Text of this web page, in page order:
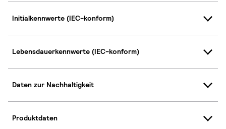
Initialkennwerte (IEC-konform)
Lebensdauerkennwerte (IEC-konform)
Daten zur Nachhaltigkeit
Produktdaten